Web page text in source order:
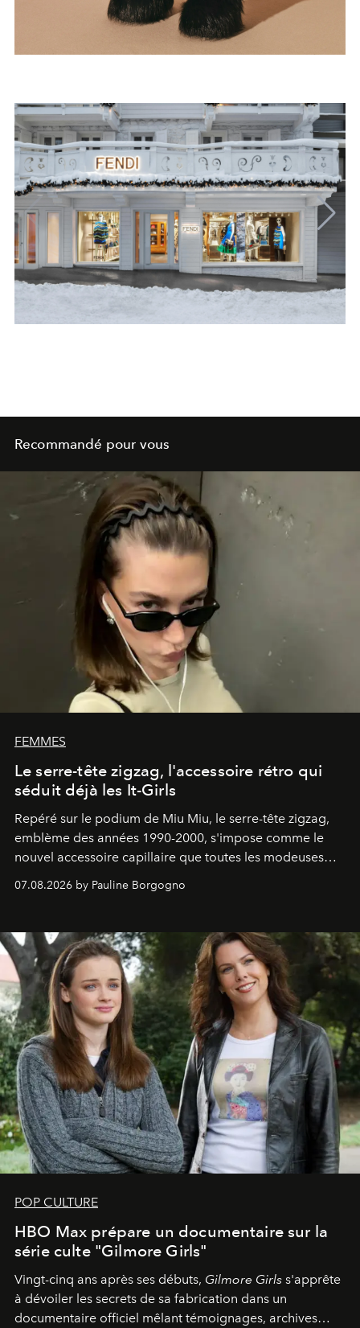
Recommandé pour vous
FEMMES
Le serre-tête zigzag, l'accessoire rétro qui
séduit déjà les It-Girls
Repéré sur le podium de Miu Miu, le serre-tête zigzag,
emblème des années 1990-2000, s'impose comme le
nouvel accessoire capillaire que toutes les modeuses
s'arrachent déjà.
07.08.2026 by Pauline Borgogno
POP CULTURE
HBO Max prépare un documentaire sur la
série culte "Gilmore Girls"
Vingt-cinq ans après ses débuts, Gilmore Girls s'apprête
à dévoiler les secrets de sa fabrication dans un
documentaire officiel mêlant témoignages, archives